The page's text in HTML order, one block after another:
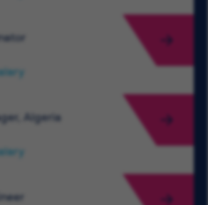
Algeria